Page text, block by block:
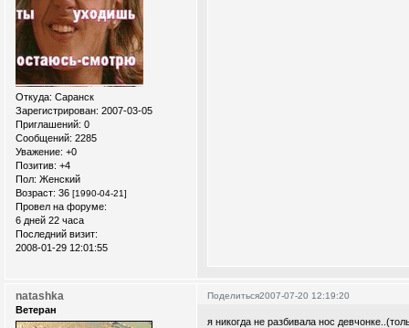
Откуда: Саранск
Зарегистрирован: 2007-03-05
Приглашений: 0
Сообщений: 2285
Уважение: +0
Позитив: +4
Пол: Женский
Возраст: 36 [1990-04-21]
Провел на форуме:
6 дней 22 часа
Последний визит:
2008-01-29 12:01:55
Поделиться2007-07-20 12:19:20
natashka
Ветеран
я никогда не разбивала нос